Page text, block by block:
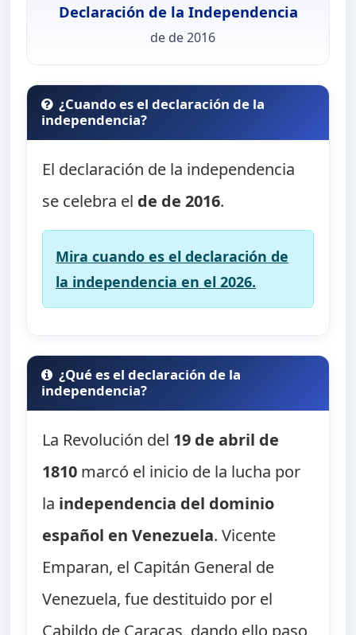
Declaración de la Independencia
de de 2016
¿Cuando es el declaración de la
independencia?
El declaración de la independencia
se celebra el de de 2016.
Mira cuando es el declaración de
la independencia en el 2026.
¿Qué es el declaración de la
independencia?
La Revolución del 19 de abril de
1810 marcó el inicio de la lucha por
la independencia del dominio
español en Venezuela. Vicente
Emparan, el Capitán General de
Venezuela, fue destituido por el